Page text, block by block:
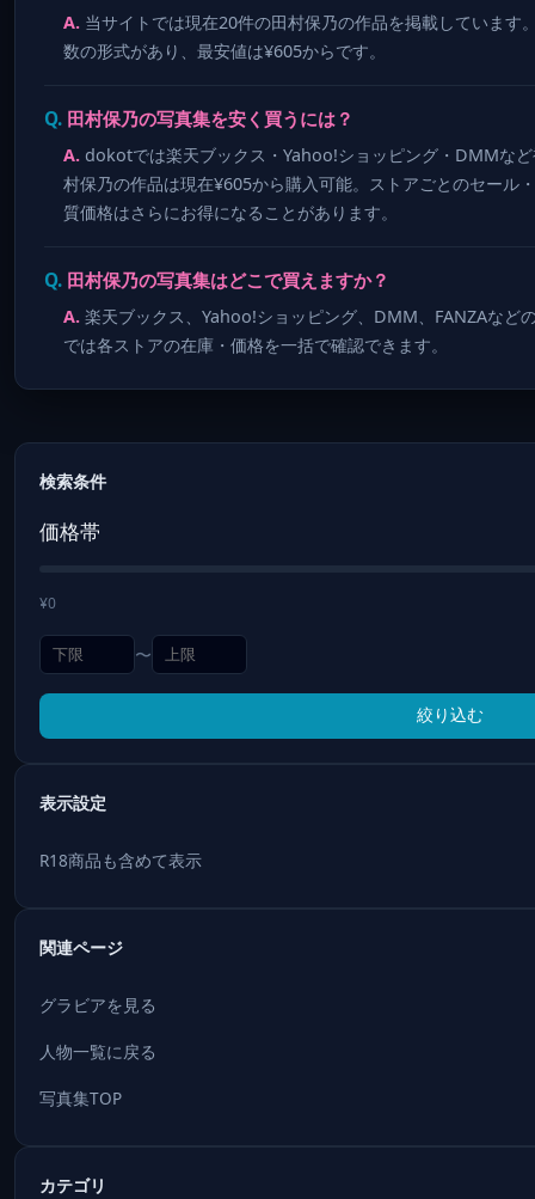
検索条件
価格帯
¥0
〜
絞り込む
表示設定
R18商品も含めて表示
関連ページ
グラビアを見る
人物一覧に戻る
写真集TOP
カテゴリ
当サイトでは現在20件の田村保乃の作品を掲載しています
数の形式があり、最安値は¥605からです。
田村保乃の写真集を安く買うには？
dokotでは楽天ブックス・Yahoo!ショッピング・DMMな
村保乃の作品は現在¥605から購入可能。ストアごとのセール
質価格はさらにお得になることがあります。
田村保乃の写真集はどこで買えますか？
楽天ブックス、Yahoo!ショッピング、DMM、FANZAなど
では各ストアの在庫・価格を一括で確認できます。